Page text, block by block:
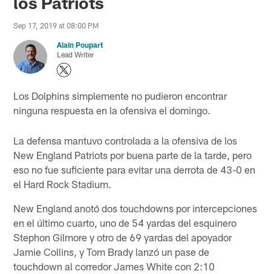
Sep 17, 2019 at 08:00 PM
Alain Poupart
Lead Writer
Los Dolphins simplemente no pudieron encontrar
ninguna respuesta en la ofensiva el domingo.
La defensa mantuvo controlada a la ofensiva de los
New England Patriots por buena parte de la tarde, pero
eso no fue suficiente para evitar una derrota de 43-0 en
el Hard Rock Stadium.
New England anotó dos touchdowns por intercepciones
en el último cuarto, uno de 54 yardas del esquinero
Stephon Gilmore y otro de 69 yardas del apoyador
Jamie Collins, y Tom Brady lanzó un pase de
touchdown al corredor James White con 2:10